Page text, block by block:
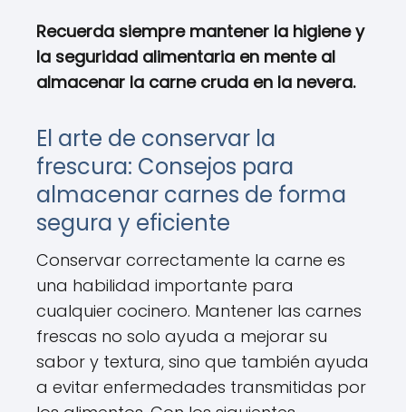
Recuerda siempre mantener la higiene y
la seguridad alimentaria en mente al
almacenar la carne cruda en la nevera.
El arte de conservar la
frescura: Consejos para
almacenar carnes de forma
segura y eficiente
Conservar correctamente la carne es
una habilidad importante para
cualquier cocinero. Mantener las carnes
frescas no solo ayuda a mejorar su
sabor y textura, sino que también ayuda
a evitar enfermedades transmitidas por